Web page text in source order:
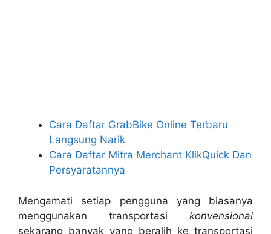
Cara Daftar GrabBike Online Terbaru
Langsung Narik
Cara Daftar Mitra Merchant KlikQuick Dan
Persyaratannya
Mengamati setiap pengguna yang biasanya
menggunakan transportasi konvensional
sekarang banyak yang beralih ke transportasi